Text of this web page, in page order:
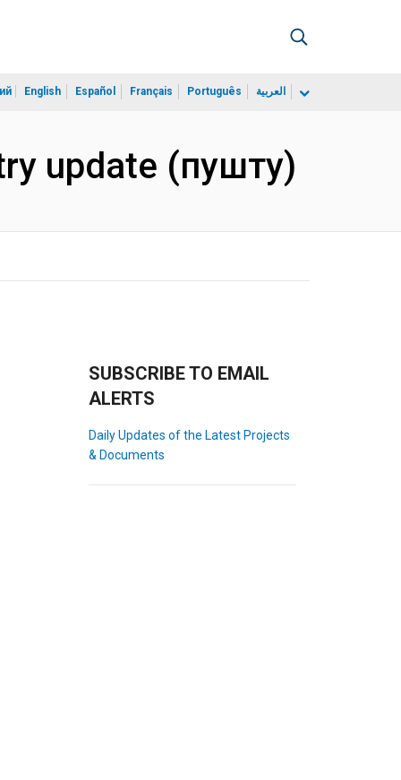
English Español Français Português العربية
update (пушту)
SUBSCRIBE TO EMAIL
ALERTS
Daily Updates of the Latest Projects
& Documents